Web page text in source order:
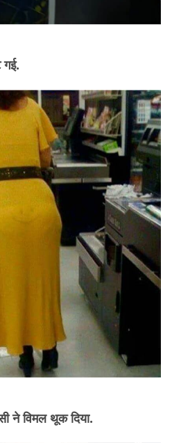
ने विमल थूक दिया.